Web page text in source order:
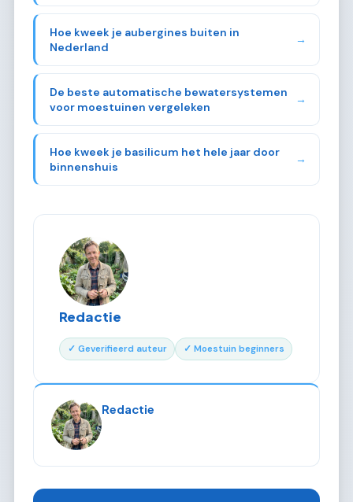
Hoe kweek je aubergines buiten in
Nederland
→
De beste automatische bewatersystemen
voor moestuinen vergeleken
→
Hoe kweek je basilicum het hele jaar door
binnenshuis
→
Redactie
✓ Geverifieerd auteur ✓ Moestuin beginners
Redactie